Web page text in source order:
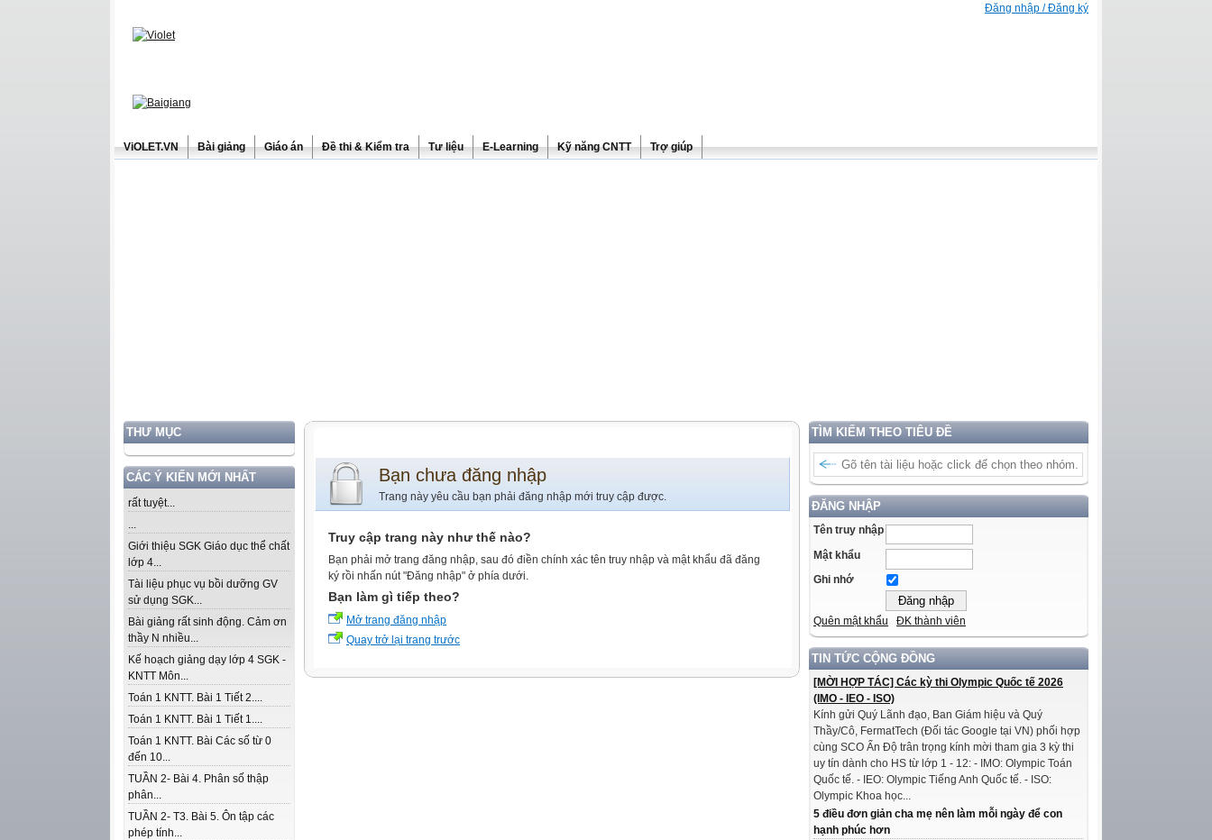
Đăng nhập / Đăng ký
ViOLET.VN Bài giảng Giáo án Đề thi & Kiểm tra Tư liệu E-Learning Kỹ năng CNTT Trợ giúp
THƯ MỤC
CÁC Ý KIẾN MỚI NHẤT
rất tuyệt...
...
Giới thiệu SGK Giáo dục thể chất
lớp 4...
Tài liệu phục vụ bồi dưỡng GV
sử dụng SGK...
Bài giảng rất sinh động. Cảm ơn
thầy N nhiều...
Kế hoạch giảng dạy lớp 4 SGK -
KNTT Môn...
Toán 1 KNTT. Bài 1 Tiết 2....
Toán 1 KNTT. Bài 1 Tiết 1....
Toán 1 KNTT. Bài Các số từ 0
đến 10...
TUẦN 2- Bài 4. Phân số thập
phân...
TUẦN 2- T3. Bài 5. Ôn tập các
phép tính...
TÌM KIẾM THEO TIÊU ĐỀ
ĐĂNG NHẬP
Tên truy nhập
Mật khẩu
Ghi nhớ
Quên mật khẩu ĐK thành viên
TIN TỨC CỘNG ĐỒNG
[MỜI HỢP TÁC] Các kỳ thi Olympic Quốc tế 2026
(IMO - IEO - ISO)
Kính gửi Quý Lãnh đạo, Ban Giám hiệu và Quý
Thầy/Cô, FermatTech (Đối tác Google tại VN) phối hợp
cùng SCO Ấn Độ trân trọng kính mời tham gia 3 kỳ thi
uy tín dành cho HS từ lớp 1 - 12: - IMO: Olympic Toán
Quốc tế. - IEO: Olympic Tiếng Anh Quốc tế. - ISO:
Olympic Khoa học...
5 điều đơn giản cha mẹ nên làm mỗi ngày để con
hạnh phúc hơn
Bạn chưa đăng nhập
Trang này yêu cầu bạn phải đăng nhập mới truy cập được.
Truy cập trang này như thế nào?
Bạn phải mở trang đăng nhập, sau đó điền chính xác tên truy nhập và mật khẩu đã đăng
ký rồi nhấn nút "Đăng nhập" ở phía dưới.
Bạn làm gì tiếp theo?
Mở trang đăng nhập
Quay trở lại trang trước